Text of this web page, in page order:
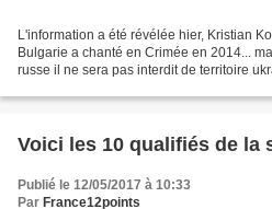
L'information a été révélée hier, Kristian
Bulgarie a chanté en Crimée en 2014...
russe il ne sera pas interdit de territoire
Voici les 10 qualifiés de la
Publié le 12/05/2017 à 10:33
Par France12points